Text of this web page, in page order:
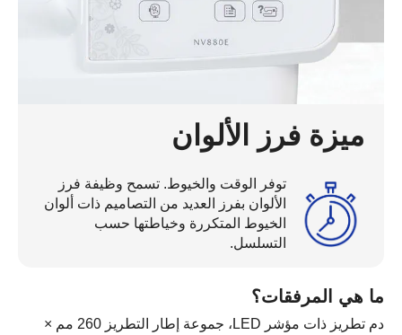
ميزة فرز الألوان
توفر الوقت والخيوط. تسمح وظيفة فرز
الألوان بفرز العديد من التصاميم ذات ألوان
الخيوط المتكررة وخياطتها حسب
التسلسل.
ما هي المرفقات؟
دم تطريز ذات مؤشر LED، جموعة إطار التطريز 260 مم ×